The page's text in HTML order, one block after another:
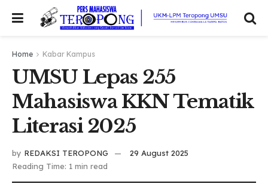
Home Kabar Kampus
UMSU Lepas 255
Mahasiswa KKN Tematik
Literasi 2025
by REDAKSI TEROPONG
29 August 2025
Reading Time: 1 min read